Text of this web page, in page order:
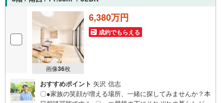
画像36枚
6,380万円
成約でもらえる
おすすめポイント 矢沢 信志
〇●家族の笑顔が増える場所、一緒に探してみませんか？本